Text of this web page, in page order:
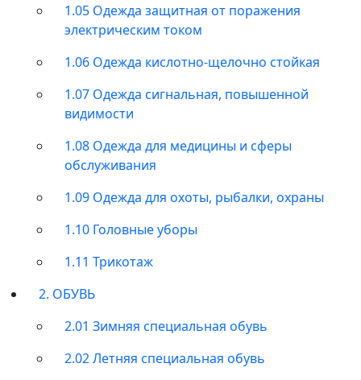
1.05 Одежда защитная от поражения
электрическим током
1.06 Одежда кислотно-щелочно стойкая
1.07 Одежда сигнальная, повышенной
видимости
1.08 Одежда для медицины и сферы
обслуживания
1.09 Одежда для охоты, рыбалки, охраны
1.10 Головные уборы
1.11 Трикотаж
2. ОБУВЬ
2.01 Зимняя специальная обувь
2.02 Летняя специальная обувь